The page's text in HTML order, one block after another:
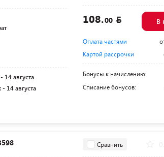
14 августа
- 14 августа
108.00 В
Оплата частями
Картой рассрочки
Бонусы к начислению:
Списание бонусов:
Сравнить